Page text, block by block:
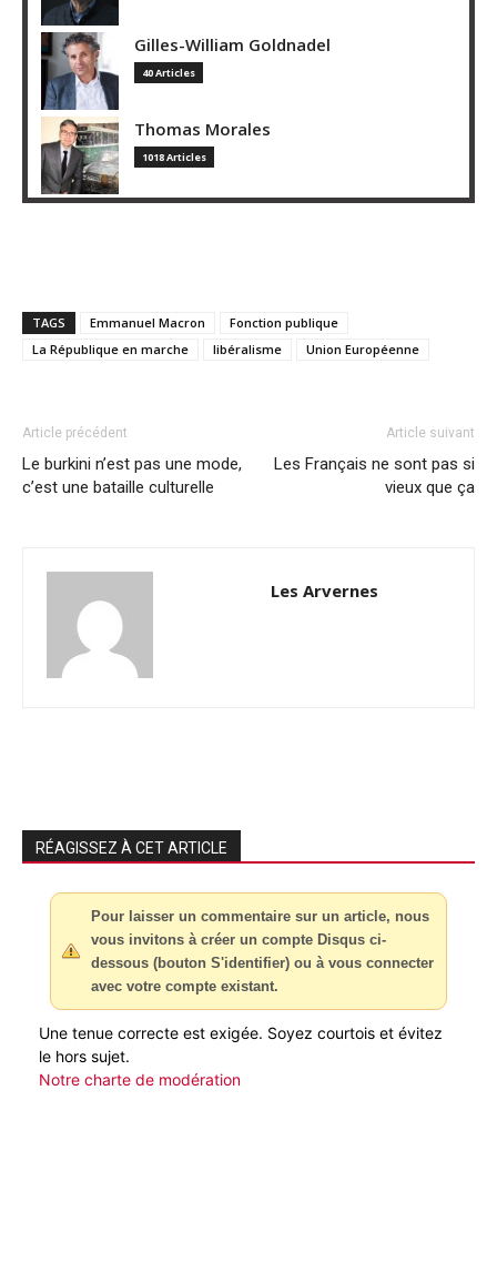
Gilles-William Goldnadel
40 Articles
Thomas Morales
1018 Articles
TAGS Emmanuel Macron
Fonction publique
La République en marche
libéralisme Union Européenne
Article précédent
Le burkini n’est pas une mode,
c’est une bataille culturelle
Article suivant
Les Français ne sont pas si
vieux que ça
Les Arvernes
RÉAGISSEZ À CET ARTICLE
Pour laisser un commentaire sur un article, nous
vous invitons à créer un compte Disqus ci-
dessous (bouton S'identifier) ou à vous connecter
avec votre compte existant.
Une tenue correcte est exigée. Soyez courtois et évitez
le hors sujet.
Notre charte de modération